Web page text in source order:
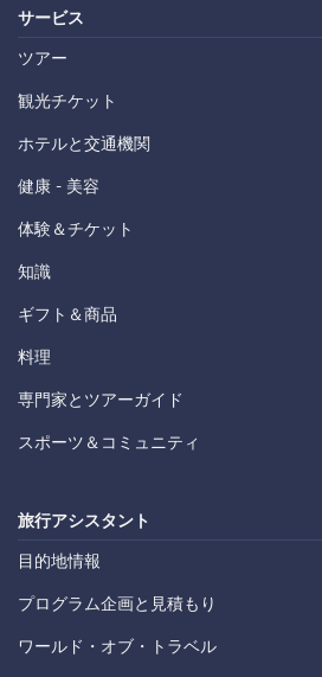
サービス
ツアー
観光チケット
ホテルと交通機関
健康 - 美容
体験＆チケット
知識
ギフト＆商品
料理
専門家とツアーガイド
スポーツ＆コミュニティ
旅行アシスタント
目的地情報
プログラム企画と見積もり
ワールド・オブ・トラベル